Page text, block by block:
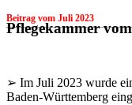
Beitrag vom Juli 2023
Pflegekammer
➢ Im Juli 2023 wurde
Baden-Württemberg